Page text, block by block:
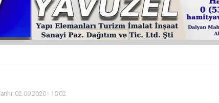
02.09.2020 - 15:02